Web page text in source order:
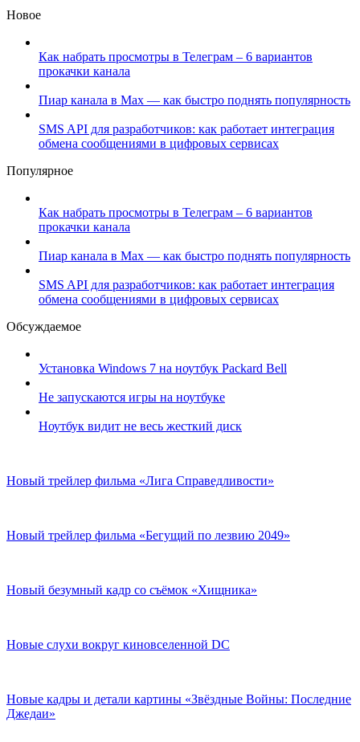
Новое
Как набрать просмотры в Телеграм – 6 вариантов
прокачки канала
Пиар канала в Max — как быстро поднять популярность
SMS API для разработчиков: как работает интеграция
обмена сообщениями в цифровых сервисах
Популярное
Как набрать просмотры в Телеграм – 6 вариантов
прокачки канала
Пиар канала в Max — как быстро поднять популярность
SMS API для разработчиков: как работает интеграция
обмена сообщениями в цифровых сервисах
Обсуждаемое
Установка Windows 7 на ноутбук Packard Bell
Не запускаются игры на ноутбуке
Ноутбук видит не весь жесткий диск
Новый трейлер фильма «Лига Справедливости»
Новый трейлер фильма «Бегущий по лезвию 2049»
Новый безумный кадр со съёмок «Хищника»
Новые слухи вокруг киновселенной DC
Новые кадры и детали картины «Звёздные Войны: Последние
Джедаи»